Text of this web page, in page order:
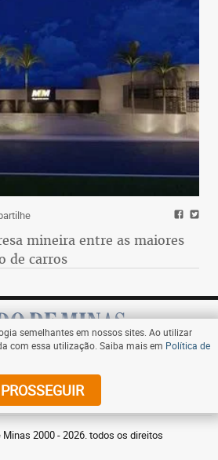
mineira entre as maiores
de carros
Assine
2000 - 2026. todos os direitos
semelhantes em nossos sites. Ao utilizar
com essa utilização. Saiba mais em Política de
PROSSEGUIR